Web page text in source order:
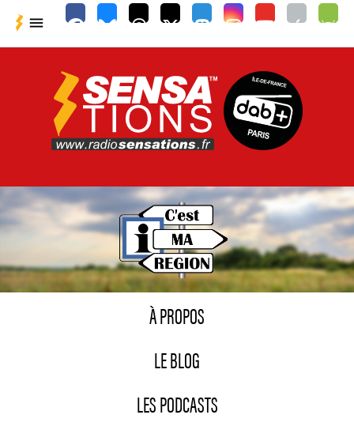

À PROPOS
LE BLOG
LES PODCASTS